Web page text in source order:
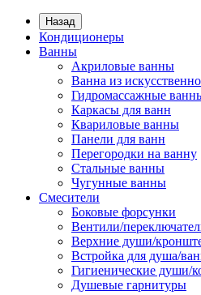
Назад
Кондиционеры
Ванны
Акриловые ванны
Ванна из
Гидромассажные
Каркасы для ванн
Квариловые ванны
Панели для ванн
Перегородки на ванну
Стальные ванны
Чугунные ванны
Смесители
Боковые форсунки
Вентили/
Верхние души/
Встройка для душа/
Гигиенические души/
Душевые гарнитуры